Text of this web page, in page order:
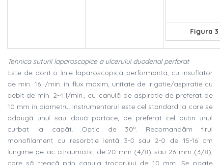
Figura 3
Tehnica suturii laparoscopice a ulcerului duodenal perforat
Este de dorit o linie laparoscopicã performantã, cu insuflator
de min. 16 l/min. în flux maxim, unitate de irigatie/aspiratie cu
debit de min. 2-4 l/min., cu canulã de aspiratie de preferat de
10 mm în diametru. Instrumentarul este cel standard la care se
adaugã unul sau douã portace, de preferat cel putin unul
curbat la capãt. Optic de 30º. Recomandãm firul
monofilament cu resorbtie lentã 3-0 sau 2-0 de 15-16 cm
lungime pe ac atraumatic de 20 mm (4/8) sau 26 mm (3/8),
care sã treacã prin canula trocarului de 10 mm. Se poate